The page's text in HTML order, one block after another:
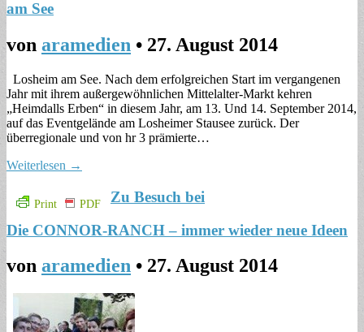
am See
von aramedien • 27. August 2014
Losheim am See. Nach dem erfolgreichen Start im vergangenen
Jahr mit ihrem außergewöhnlichen Mittelalter-Markt kehren
„Heimdalls Erben“ in diesem Jahr, am 13. Und 14. September 2014,
auf das Eventgelände am Losheimer Stausee zurück. Der
überregionale und von hr 3 prämierte…
Weiterlesen →
Print PDF
Zu Besuch bei
Die CONNOR-RANCH – immer wieder neue Ideen
von aramedien • 27. August 2014